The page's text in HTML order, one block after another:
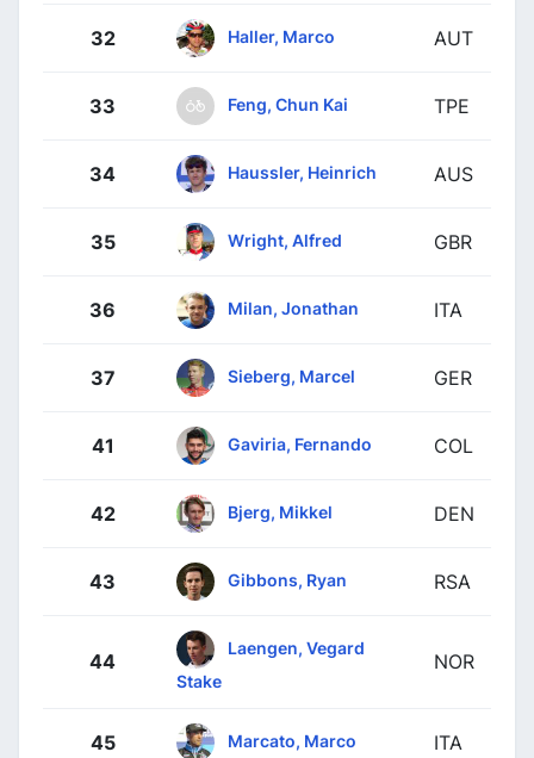
32 Haller, Marco AUT
33 Feng, Chun Kai TPE
34 Haussler, Heinrich AUS
35 Wright, Alfred GBR
36 Milan, Jonathan ITA
37 Sieberg, Marcel GER
41 Gaviria, Fernando COL
42 Bjerg, Mikkel DEN
43 Gibbons, Ryan RSA
44
Laengen, Vegard
Stake
NOR
45 Marcato, Marco ITA